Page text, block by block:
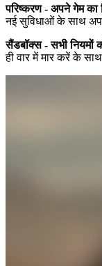
परिष्करण - अपने गेम
नई सुविधाओं के साथ
सैंडबॉक्स - सभी नियमों
ही वार में मार करें के